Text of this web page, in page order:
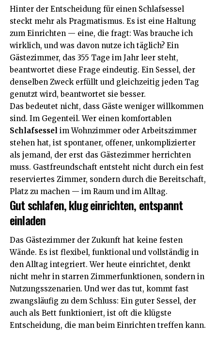
Hinter der Entscheidung für einen Schlafsessel
steckt mehr als Pragmatismus. Es ist eine Haltung
zum Einrichten — eine, die fragt: Was brauche ich
wirklich, und was davon nutze ich täglich? Ein
Gästezimmer, das 355 Tage im Jahr leer steht,
beantwortet diese Frage eindeutig. Ein Sessel, der
denselben Zweck erfüllt und gleichzeitig jeden Tag
genutzt wird, beantwortet sie besser.
Das bedeutet nicht, dass Gäste weniger willkommen
sind. Im Gegenteil. Wer einen komfortablen
Schlafsessel im Wohnzimmer oder Arbeitszimmer
stehen hat, ist spontaner, offener, unkomplizierter
als jemand, der erst das Gästezimmer herrichten
muss. Gastfreundschaft entsteht nicht durch ein fest
reserviertes Zimmer, sondern durch die Bereitschaft,
Platz zu machen — im Raum und im Alltag.
Gut schlafen, klug einrichten, entspannt
einladen
Das Gästezimmer der Zukunft hat keine festen
Wände. Es ist flexibel, funktional und vollständig in
den Alltag integriert. Wer heute einrichtet, denkt
nicht mehr in starren Zimmerfunktionen, sondern in
Nutzungsszenarien. Und wer das tut, kommt fast
zwangsläufig zu dem Schluss: Ein guter Sessel, der
auch als Bett funktioniert, ist oft die klügste
Entscheidung, die man beim Einrichten treffen kann.